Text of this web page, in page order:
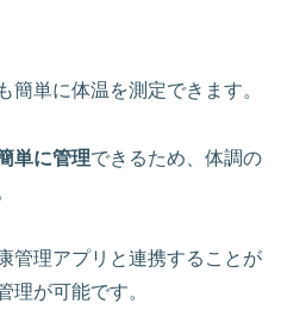
簡単に体温を測定できます。
単に管理できるため、体調の
管理アプリと連携することが
理が可能です。